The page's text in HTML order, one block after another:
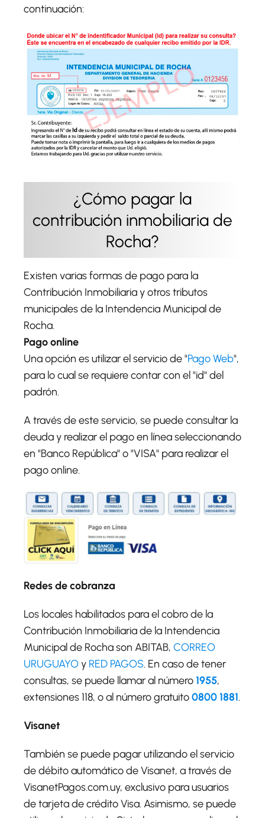
continuación:
¿Cómo pagar la
contribución inmobiliaria de
Rocha?
Existen varias formas de pago para la
Contribución Inmobiliaria y otros tributos
municipales de la Intendencia Municipal de
Rocha.
Pago online
Una opción es utilizar el servicio de "Pago Web",
para lo cual se requiere contar con el "id" del
padrón.
A través de este servicio, se puede consultar la
deuda y realizar el pago en línea seleccionando
en "Banco República" o "VISA" para realizar el
pago online.
Redes de cobranza
Los locales habilitados para el cobro de la
Contribución Inmobiliaria de la Intendencia
Municipal de Rocha son ABITAB, CORREO
URUGUAYOy RED PAGOS. En caso de tener
consultas, se puede llamar al número1955,
extensiones 118, o al número gratuito0800 1881.
Visanet
También se puede pagar utilizando el servicio
de débito automático de Visanet, a través de
VisanetPagos.com.uy, exclusivo para usuarios
de tarjeta de crédito Visa. Asimismo, se puede